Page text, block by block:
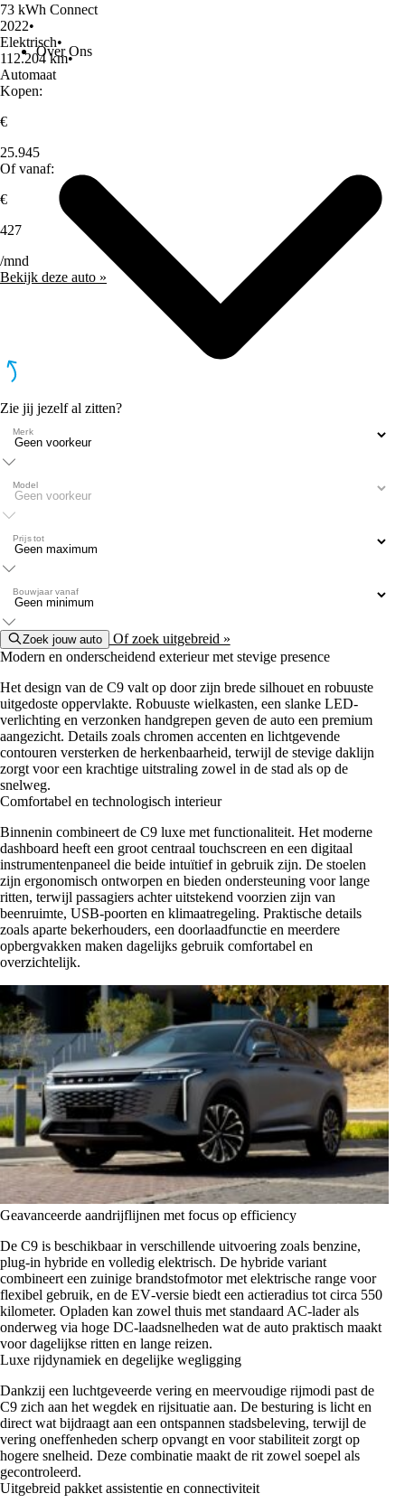
Over Ons
73 kWh Connect
2022•
Elektrisch•
112.204 km•
Automaat
Kopen:
€
25.945
Of vanaf:
€
427
/mnd
Bekijk deze auto »
Zie jij jezelf al zitten?
Merk
Model
Prijs tot
Bouwjaar vanaf
Zoek jouw auto
Of zoek uitgebreid »
Modern en onderscheidend exterieur met stevige presence
Het design van de C9 valt op door zijn brede silhouet en robuuste
uitgedoste oppervlakte. Robuuste wielkasten, een slanke LED-
verlichting en verzonken handgrepen geven de auto een premium
aangezicht. Details zoals chromen accenten en lichtgevende
contouren versterken de herkenbaarheid, terwijl de stevige daklijn
zorgt voor een krachtige uitstraling zowel in de stad als op de
snelweg.
Comfortabel en technologisch interieur
Binnenin combineert de C9 luxe met functionaliteit. Het moderne
dashboard heeft een groot centraal touchscreen en een digitaal
instrumentenpaneel die beide intuïtief in gebruik zijn. De stoelen
zijn ergonomisch ontworpen en bieden ondersteuning voor lange
ritten, terwijl passagiers achter uitstekend voorzien zijn van
beenruimte, USB-poorten en klimaatregeling. Praktische details
zoals aparte bekerhouders, een doorlaadfunctie en meerdere
opbergvakken maken dagelijks gebruik comfortabel en
overzichtelijk.
Geavanceerde aandrijflijnen met focus op efficiency
De C9 is beschikbaar in verschillende uitvoering zoals benzine,
plug‑in hybride en volledig elektrisch. De hybride variant
combineert een zuinige brandstofmotor met elektrische range voor
flexibel gebruik, en de EV‑versie biedt een actieradius tot circa 550
kilometer. Opladen kan zowel thuis met standaard AC‑lader als
onderweg via hoge DC‑laadsnelheden wat de auto praktisch maakt
voor dagelijkse ritten en lange reizen.
Luxe rijdynamiek en degelijke wegligging
Dankzij een luchtgeveerde vering en meervoudige rijmodi past de
C9 zich aan het wegdek en rijsituatie aan. De besturing is licht en
direct wat bijdraagt aan een ontspannen stadsbeleving, terwijl de
vering oneffenheden scherp opvangt en voor stabiliteit zorgt op
hogere snelheid. Deze combinatie maakt de rit zowel soepel als
gecontroleerd.
Uitgebreid pakket assistentie en connectiviteit